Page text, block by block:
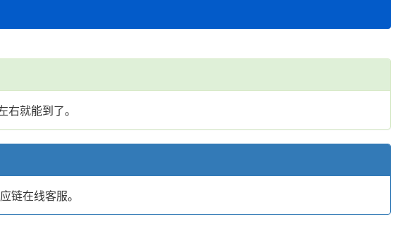
就能到了。
链在线客服。